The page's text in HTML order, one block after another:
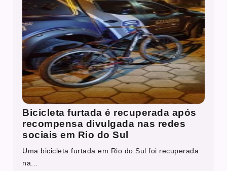
Bicicleta furtada é recuperada após
recompensa divulgada nas redes
sociais em Rio do Sul
Uma bicicleta furtada em Rio do Sul foi recuperada
na...